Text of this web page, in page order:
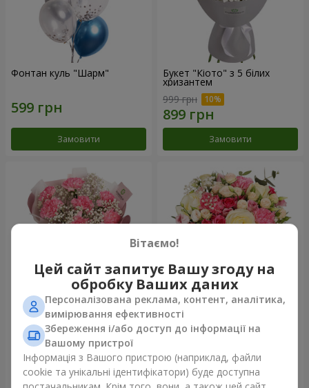
Фонтан куль "Шарм"
Замовити
Букет "Кіото" з 5 білих
хризантем
999 грн
Замовити
Букет "Королева
Карибського моря"
1 249 грн
Замовити
Квіти в коробці "Помпадур"
Замовити
Вітаємо!
Цей сайт запитує Вашу згоду на
обробку Ваших даних
Персоналізована реклама, контент, аналітика,
вимірювання ефективності
Збереження і/або доступ до інформації на
Вашому пристрої
Інформація з Вашого пристрою (наприклад, файли
cookie та унікальні ідентифікатори) буде доступна